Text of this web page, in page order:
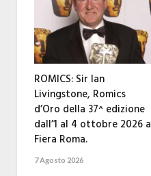
ROMICS: Sir Ian
Livingstone, Romics
d’Oro della 37^ edizione
dall’1 al 4 ottobre 2026 a
Fiera Roma.
7 Agosto 2026